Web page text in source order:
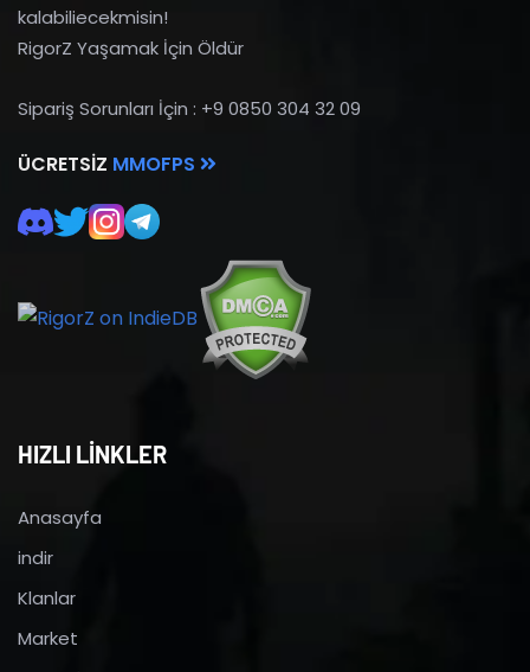
kalabiliecekmisin!
RigorZ Yaşamak İçin Öldür
Sipariş Sorunları İçin : +9 0850 304 32 09
ÜCRETSIZ MMOFPS
HIZLI LİNKLER
Anasayfa
indir
Klanlar
Market